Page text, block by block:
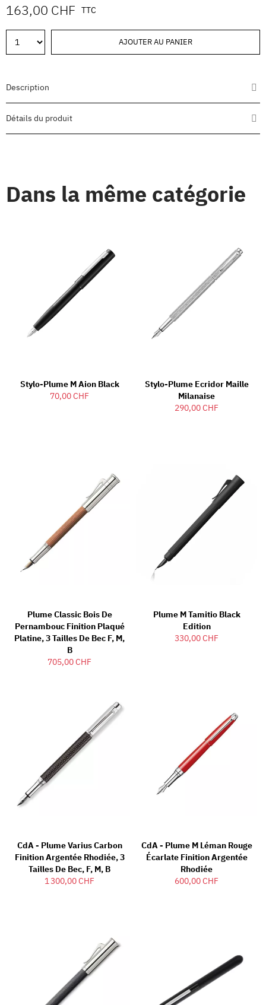
163,00 CHF TTC
AJOUTER AU PANIER
Description
Détails du produit
Dans la même catégorie
Stylo-Plume M Aion Black
70,00 CHF
Stylo-Plume Ecridor Maille
Milanaise
290,00 CHF
Plume Classic Bois De
Pernambouc Finition Plaqué
Platine, 3 Tailles De Bec F, M,
B
705,00 CHF
Plume M Tamitio Black
Edition
330,00 CHF
CdA - Plume Varius Carbon
Finition Argentée Rhodiée, 3
Tailles De Bec, F, M, B
1 300,00 CHF
CdA - Plume M Léman Rouge
Écarlate Finition Argentée
Rhodiée
600,00 CHF